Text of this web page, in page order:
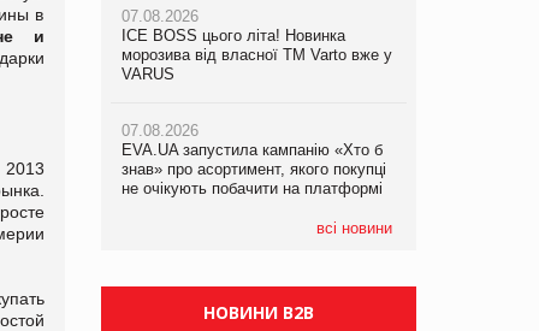
в
и
2013
07.08.2026
ICE BOSS цього літа! Новинка
морозива від власної ТМ Varto вже у
VARUS
07.08.2026
EVA.UA запустила кампанію «Хто б
знав» про асортимент, якого покупці
не очікують побачити на платформі
всі новини
06.08.2026
Смачна новинка для хвостатих: у
VARUS з’явилися паучі Varto Paw
05.08.2026
Мережа супермаркетів VARUS купує
мережу магазинів формату
компанія налічуватиме 374 магазини
07.08.2026
Франція заборонила рекламні дзвінки
НОВИНИ B2B